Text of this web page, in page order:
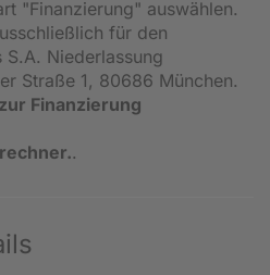
"Finanzierung" auswählen.
für den
Niederlassung
Straße 1, 80686 München.
Finanzierung
.